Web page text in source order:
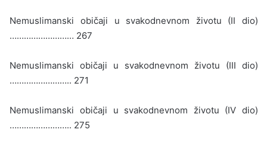
Nemuslimanski običaji u svakodnevnom životu (II dio)
……………………… 267
Nemuslimanski običaji u svakodnevnom životu (III dio)
…………………….. 271
Nemuslimanski običaji u svakodnevnom životu (IV dio)
…………………….. 275